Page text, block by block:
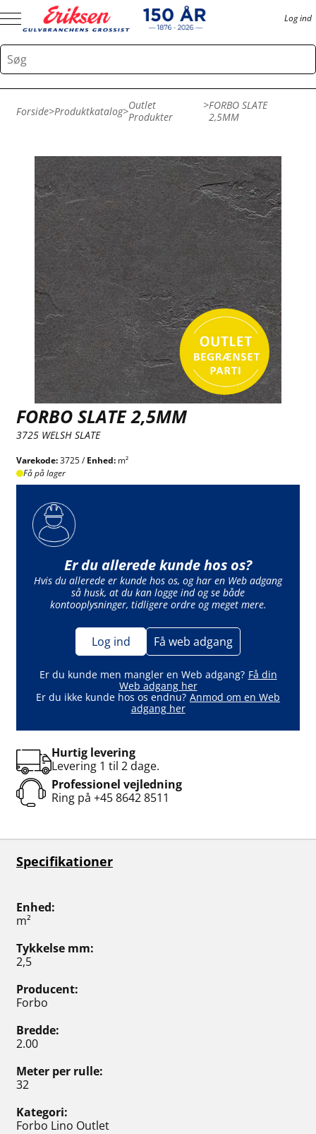
Log ind
Forside>Produktkatalog>Outlet
Produkter
>FORBO SLATE
2,5MM
FORBO SLATE 2,5MM
3725 WELSH SLATE
Varekode:3725 /Enhed: m²
Få på lager
Er du allerede kunde hos os?
Hvis du allerede er kunde hos os, og har en Web adgang
så husk, at du kan logge ind og se både
kontooplysninger, tidligere ordre og meget mere.
Log ind Få web adgang
Er du kunde men mangler en Web adgang? Få din
Web adgang her
Er du ikke kunde hos os endnu? Anmod om en Web
adgang her
Hurtig levering
Levering 1 til 2 dage.
Professionel vejledning
Ring på +45 8642 8511
Specifikationer
Enhed
m²
Tykkelse mm
2,5
Producent
Forbo
Bredde
2.00
Meter per rulle
32
Kategori
Forbo Lino Outlet